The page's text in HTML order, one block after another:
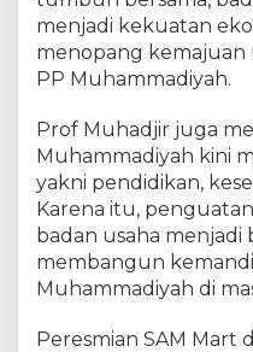
menjadi kekuatan
menopang kemajuan
PP Muhammadiyah.
Prof Muhadjir juga
Muhammadiyah kini
yakni pendidikan,
Karena itu,
badan usaha
membangun
Muhammadiyah di
Peresmian SAM Mart